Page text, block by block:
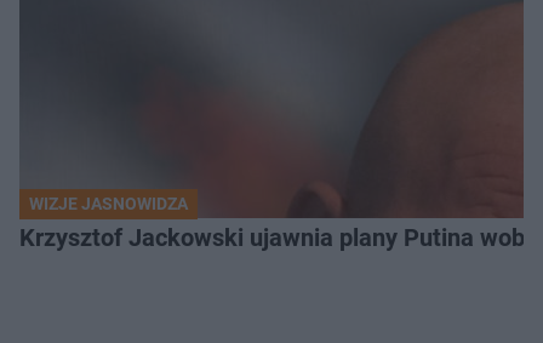
WIZJE JASNOWIDZA
Krzysztof Jackowski ujawnia plany Putina